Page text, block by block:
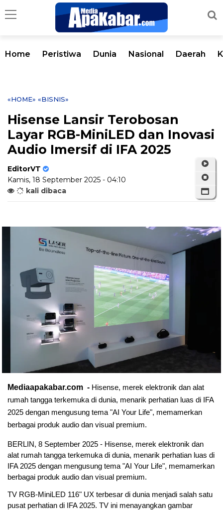
Home Peristiwa Dunia Nasional Daerah
«HOME» «BISNIS»
Hisense Lansir Terobosan
Layar RGB-MiniLED dan Inovasi
Audio Imersif di IFA 2025
EditorVT
Kamis, 18 September 2025 - 04:10
kali dibaca
Mediaapakabar.com - Hisense, merek elektronik dan alat
rumah tangga terkemuka di dunia, menarik perhatian luas di IFA
2025 dengan mengusung tema "AI Your Life", memamerkan
berbagai produk audio dan visual premium.
BERLIN, 8 September 2025 - Hisense, merek elektronik dan
alat rumah tangga terkemuka di dunia, menarik perhatian luas di
IFA 2025 dengan mengusung tema "AI Your Life", memamerkan
berbagai produk audio dan visual premium.
TV RGB-MiniLED 116" UX terbesar di dunia menjadi salah satu
pusat perhatian di IFA 2025. TV ini menayangkan gambar